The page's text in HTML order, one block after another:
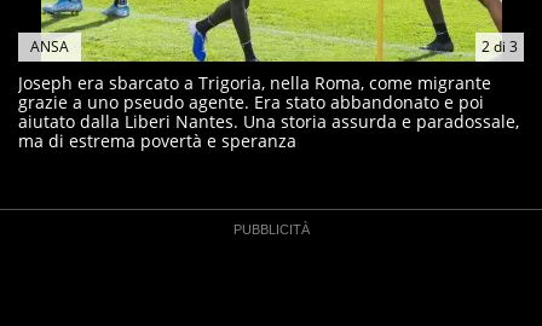
2di 3
ANSA
Joseph era sbarcato a Trigoria, nella Roma, come migrante
grazie a uno pseudo agente. Era stato abbandonato e poi
aiutato dalla Liberi Nantes. Una storia assurda e paradossale,
ma di estrema povertà e speranza